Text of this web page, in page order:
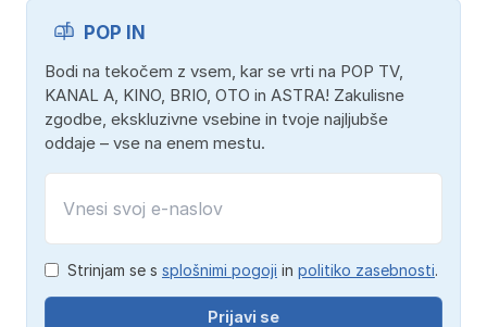
POP IN
Bodi na tekočem z vsem, kar se vrti na POP TV,
KANAL A, KINO, BRIO, OTO in ASTRA! Zakulisne
zgodbe, ekskluzivne vsebine in tvoje najljubše
oddaje – vse na enem mestu.
Strinjam se s splošnimi pogoji in politiko zasebnosti.
Prijavi se